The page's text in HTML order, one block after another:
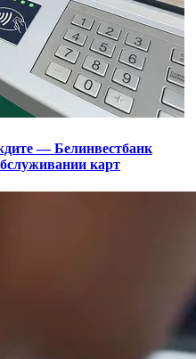
— Белинвестбанк
карт